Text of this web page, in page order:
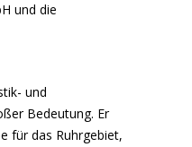
und die
und
Bedeutung. Er
für das Ruhrgebiet,